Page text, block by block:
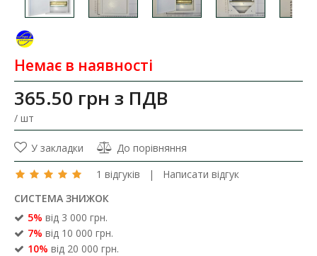
Немає в наявності
365.50 грн з ПДВ
/ шт
У закладки
До порівняння
1 відгуків | Написати відгук
СИСТЕМА ЗНИЖОК
5% від 3 000 грн.
7% від 10 000 грн.
10% від 20 000 грн.